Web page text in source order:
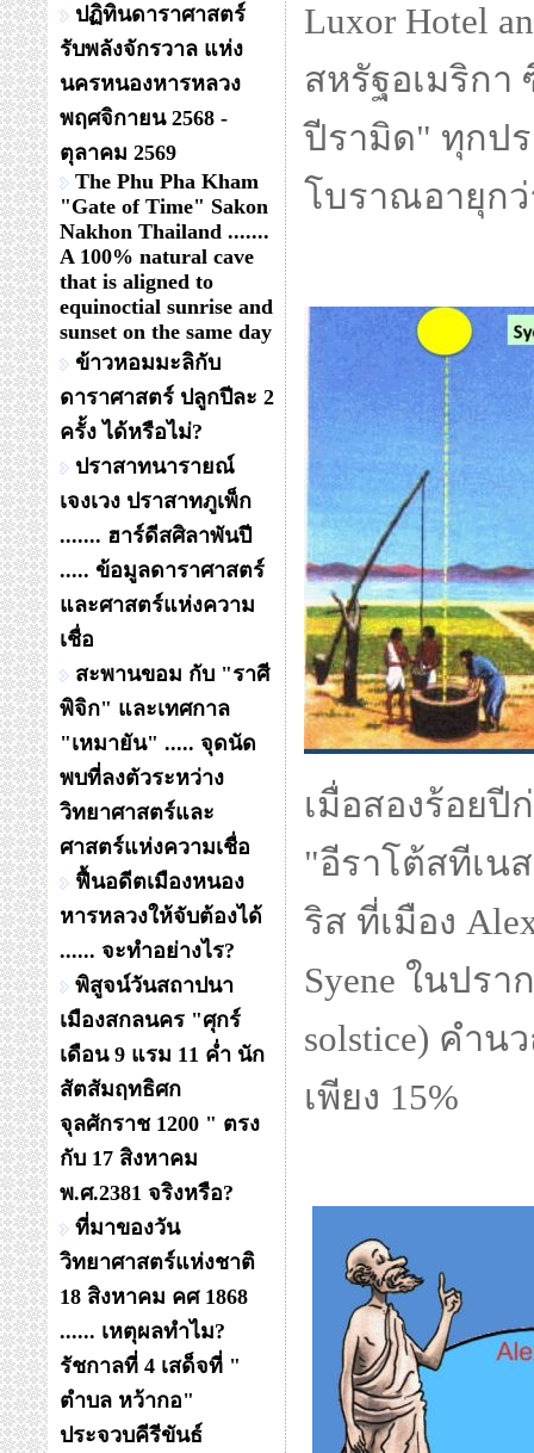
ปฏิทินดาราศาสตร์
รับพลังจักรวาล แห่ง
นครหนองหารหลวง
พฤศจิกายน 2568 -
ตุลาคม 2569
The Phu Pha Kham
"Gate of Time" Sakon
Nakhon Thailand .......
A 100% natural cave
that is aligned to
equinoctial sunrise and
sunset on the same day
ข้าวหอมมะลิกับ
ดาราศาสตร์ ปลูกปีละ 2
ครั้ง ได้หรือไม่?
ปราสาทนารายณ์
เจงเวง ปราสาทภูเพ็ก
....... ฮาร์ดีสศิลาพันปี
..... ข้อมูลดาราศาสตร์
และศาสตร์แห่งความ
เชื่อ
สะพานขอม กับ "ราศี
พิจิก" และเทศกาล
"เหมายัน" ..... จุดนัด
พบที่ลงตัวระหว่าง
วิทยาศาสตร์และ
ศาสตร์แห่งความเชื่อ
ฟื้นอดีตเมืองหนอง
หารหลวงให้จับต้องได้
...... จะทำอย่างไร?
พิสูจน์วันสถาปนา
เมืองสกลนคร "ศุกร์
เดือน 9 แรม 11 ค่ำ นัก
สัตสัมฤทธิศก
จุลศักราช 1200 " ตรง
กับ 17 สิงหาคม
พ.ศ.2381 จริงหรือ?
ที่มาของวัน
วิทยาศาสตร์แห่งชาติ
18 สิงหาคม คศ 1868
...... เหตุผลทำไม?
รัชกาลที่ 4 เสด็จที่ "
ตำบล หว้ากอ"
ประจวบคีรีขันธ์
Luxor Hotel
สหรัฐอเมริกา
ปีรามิด" ทุกป
โบราณอายุก
เมื่อสองร้อย
"อีราโต้สทีเน
ริส ที่เมือง
Syene ในปร
solstice) คำน
เพียง 15%